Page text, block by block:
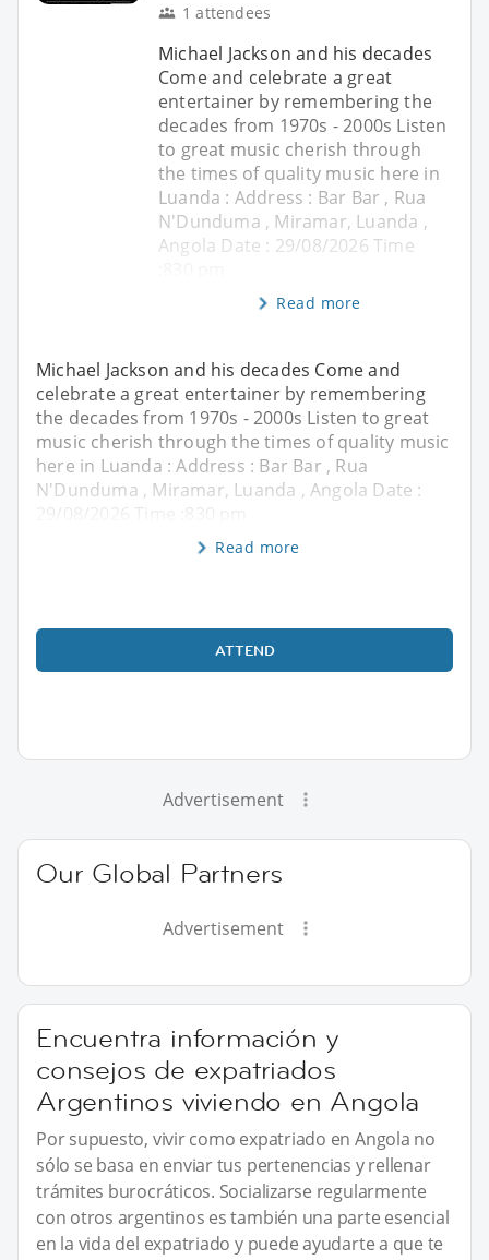
1 attendees
Michael Jackson and his decades
Come and celebrate a great
entertainer by remembering the
decades from 1970s - 2000s Listen
to great music cherish through
the times of quality music here in
Luanda : Address : Bar Bar , Rua
N'Dunduma , Miramar, Luanda ,
Angola Date : 29/08/2026 Time
Read more
Michael Jackson and his decades Come and
celebrate a great entertainer by remembering
the decades from 1970s - 2000s Listen to great
music cherish through the times of quality music
here in Luanda : Address : Bar Bar , Rua
N'Dunduma , Miramar, Luanda , Angola Date :
29/08/2026 Time :830 pm
Read more
ATTEND
Advertisement
Our Global Partners
Advertisement
Encuentra información y
consejos de expatriados
Argentinos viviendo en Angola
Por supuesto, vivir como expatriado en Angola no
sólo se basa en enviar tus pertenencias y rellenar
trámites burocráticos. Socializarse regularmente
con otros argentinos es también una parte esencial
en la vida del expatriado y puede ayudarte a que te